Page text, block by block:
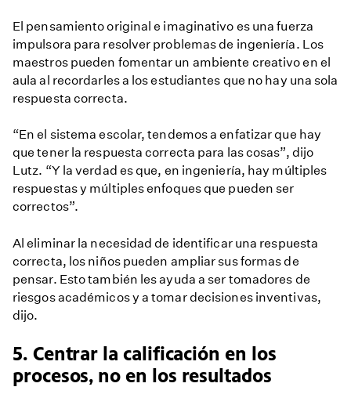
El pensamiento original e imaginativo es una fuerza
impulsora para resolver problemas de ingeniería. Los
maestros pueden fomentar un ambiente creativo en el
aula al recordarles a los estudiantes que no hay una sola
respuesta correcta.
“En el sistema escolar, tendemos a enfatizar que hay
que tener la respuesta correcta para las cosas”, dijo
Lutz. “Y la verdad es que, en ingeniería, hay múltiples
respuestas y múltiples enfoques que pueden ser
correctos”.
Al eliminar la necesidad de identificar una respuesta
correcta, los niños pueden ampliar sus formas de
pensar. Esto también les ayuda a ser tomadores de
riesgos académicos y a tomar decisiones inventivas,
dijo.
5. Centrar la calificación en los
procesos, no en los resultados